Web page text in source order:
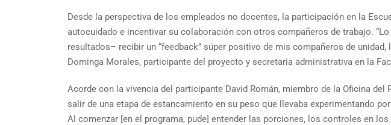
Desde la perspectiva de los empleados no docentes, la participación en la
autocuidado e incentivar su colaboración con otros compañeros de trabajo.
resultados– recibir un “feedback” súper positivo de mis compañeros de
Dominga Morales, participante del proyecto y secretaria administrativa en la
Acorde con la vivencia del participante David Román, miembro de la Oficina
salir de una etapa de estancamiento en su peso que llevaba experimentando
Al comenzar [en el programa, pude] entender las porciones, los controles en